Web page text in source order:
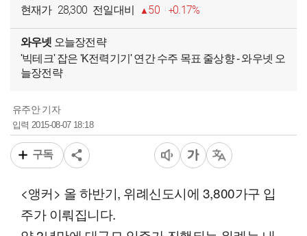
현재가 28,300 전일대비 50 0.17%
와우넷 오늘장전략
'빅테크' 잡은 'K전력기기' 연간 수주 목표 줄상향 - 와우넷 오
늘장전략
유주안 기자
입력 2015-08-07 18:18
구독
<앵커> 올 하반기, 위례신도시에 3,800가구 입
주가 이뤄집니다.